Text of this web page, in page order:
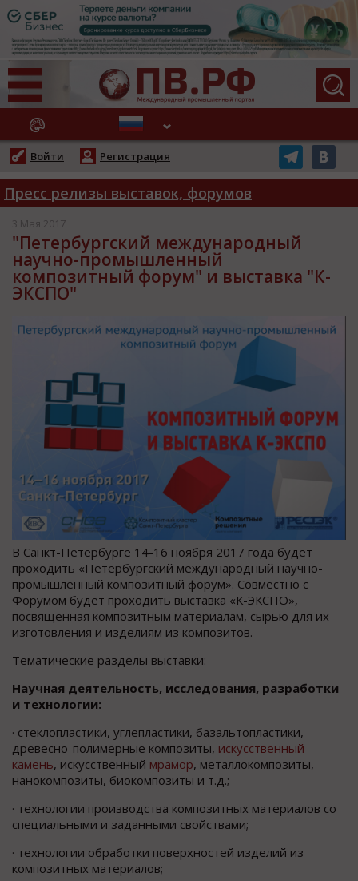
НОВОСТИ
Войти Регистрация
Пресс релизы выставок, форумов
3 Мая 2017
"Петербургский международный
научно-промышленный
композитный форум" и выставка "К-
ЭКСПО"
В Санкт-Петербурге 14-16 ноября 2017 года будет
проходить «Петербургский международный научно-
промышленный композитный форум». Совместно с
Форумом будет проходить выставка «К-ЭКСПО»,
посвященная композитным материалам, сырью для их
изготовления и изделиям из композитов.
Тематические разделы выставки:
Научная деятельность, исследования, разработки
и технологии:
· стеклопластики, углепластики, базальтопластики,
древесно-полимерные композиты, искусственный
камень, искусственный мрамор, металлокомпозиты,
нанокомпозиты, биокомпозиты и т.д.;
· технологии производства композитных материалов со
специальными и заданными свойствами;
· технологии обработки поверхностей изделий из
композитных материалов;